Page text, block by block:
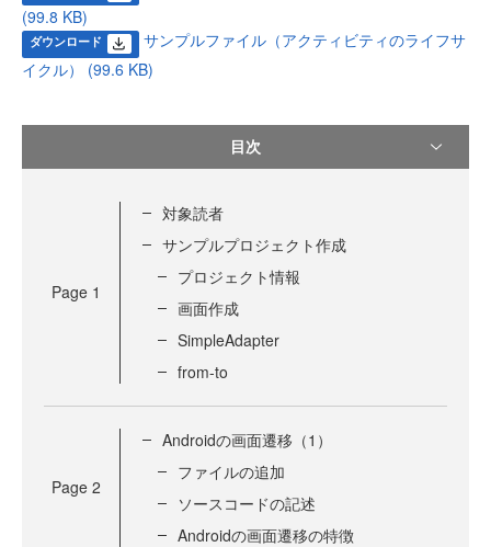
(99.8 KB)
ダウンロード
サンプルファイル（アクティビティのライフサ
イクル） (99.6 KB)
目次
Page 1
対象読者
サンプルプロジェクト作成
プロジェクト情報
画面作成
SimpleAdapter
from-to
Page 2
Androidの画面遷移（1）
ファイルの追加
ソースコードの記述
Androidの画面遷移の特徴